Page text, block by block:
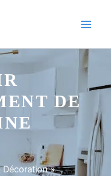
DE
Décoration